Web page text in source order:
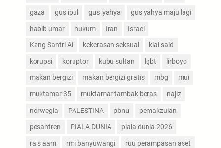
gaza gus ipul gus yahya gus yahya maju lagi
habib umar hukum Iran Israel
Kang Santri Ai kekerasan seksual kiai said
korupsi koruptor kubu sultan lgbt lirboyo
makan bergizi makan bergizi gratis mbg mui
muktamar 35 muktamar tambak beras najiz
norwegia PALESTINA pbnu pemakzulan
pesantren PIALA DUNIA piala dunia 2026
rais aam rmi banyuwangi ruu perampasan aset